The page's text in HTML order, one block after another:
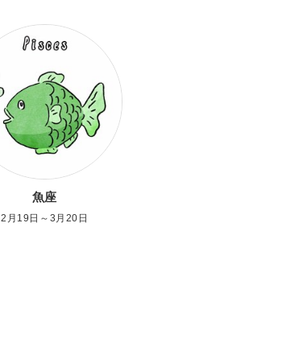
魚座
2月19日～3月20日